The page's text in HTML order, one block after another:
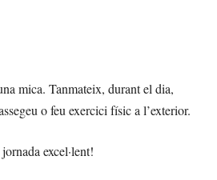
mica. Tanmateix, durant el dia,
o feu exercici físic a l’exterior.
excel·lent!